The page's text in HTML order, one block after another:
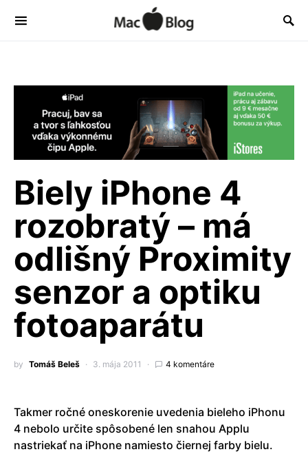
Biely iPhone 4
rozobratý – má
odlišný Proximity
senzor a optiku
fotoaparátu
by Tomáš Beleš 3. mája 2011 4 komentáre
Takmer ročné oneskorenie uvedenia bieleho iPhonu
4 nebolo určite spôsobené len snahou Applu
nastriekať na iPhone namiesto čiernej farby bielu.